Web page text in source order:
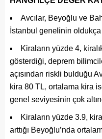
Avcılar, Beyoğlu ve
İstanbul genelinin
Kiraların yüzde 4,
gösterdiği, deprem
açısından riskli bulduğu
kira 80 TL, ortalama kira
genel seviyesinin çok
Kiraların yüzde 3.9,
arttığı Beyoğlu’nda